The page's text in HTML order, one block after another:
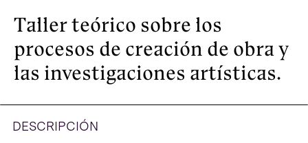
mirada y una escucha crítica,
invitando a explorar territorios
creativos más allá de las normas y
los límites disciplinarios.
clase contará con un eje y una
exposición teórica partiendo de